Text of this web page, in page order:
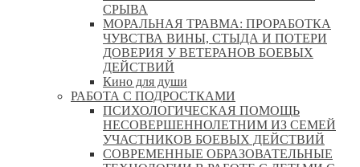
СРЫВА
МОРАЛЬНАЯ ТРАВМА: ПРОРАБОТКА
ЧУВСТВА ВИНЫ, СТЫДА И ПОТЕРИ
ДОВЕРИЯ У ВЕТЕРАНОВ БОЕВЫХ
ДЕЙСТВИЙ
Кино для души
РАБОТА С ПОДРОСТКАМИ
ПСИХОЛОГИЧЕСКАЯ ПОМОЩЬ
НЕСОВЕРШЕННОЛЕТНИМ ИЗ СЕМЕЙ
УЧАСТНИКОВ БОЕВЫХ ДЕЙСТВИЙ
СОВРЕМЕННЫЕ ОБРАЗОВАТЕЛЬНЫЕ